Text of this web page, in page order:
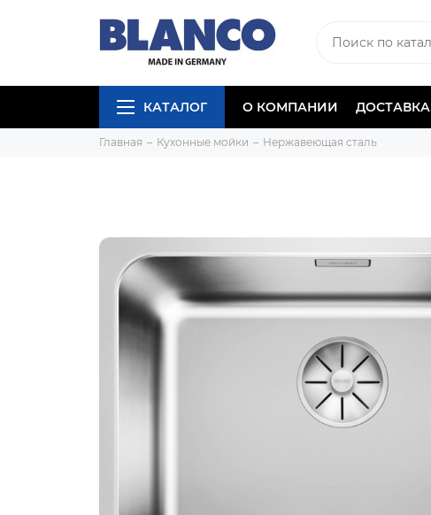
КАТАЛОГ О КОМПАНИИ ДОСТАВКА
Главная Кухонные мойки Нержавеющая сталь